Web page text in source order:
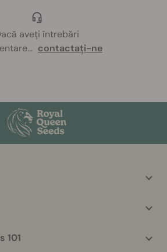
aveți întrebări
... contactați-ne
101